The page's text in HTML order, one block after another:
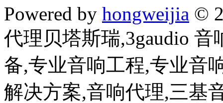
Powered by hongweijia ©
代理贝塔斯瑞,3gaudio
备,专业音响工程,专业音
解决方案,音响代理,三基